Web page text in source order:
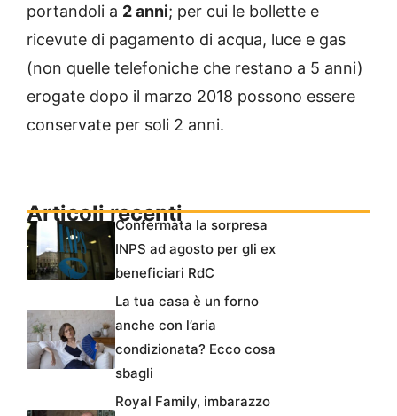
portandoli a 2 anni; per cui le bollette e
ricevute di pagamento di acqua, luce e gas
(non quelle telefoniche che restano a 5 anni)
erogate dopo il marzo 2018 possono essere
conservate per soli 2 anni.
Articoli recentiConfermata la sorpresa
INPS ad agosto per gli ex
beneficiari RdC
La tua casa è un forno
anche con l’aria
condizionata? Ecco cosa
sbagli
Royal Family, imbarazzo